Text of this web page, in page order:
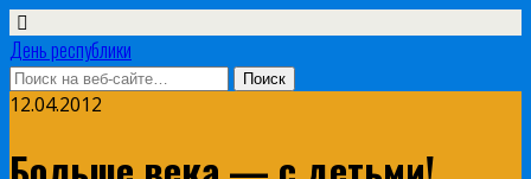
День республики
12.04.2012